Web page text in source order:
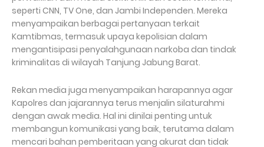
seperti CNN, TV One, dan Jambi Independen. Mereka
menyampaikan berbagai pertanyaan terkait
Kamtibmas, termasuk upaya kepolisian dalam
mengantisipasi penyalahgunaan narkoba dan tindak
kriminalitas di wilayah Tanjung Jabung Barat.
Rekan media juga menyampaikan harapannya agar
Kapolres dan jajarannya terus menjalin silaturahmi
dengan awak media. Hal ini dinilai penting untuk
membangun komunikasi yang baik, terutama dalam
mencari bahan pemberitaan yang akurat dan tidak